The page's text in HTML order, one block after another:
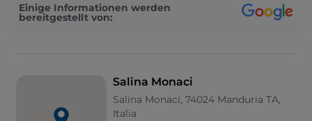
Ort für Liebhaber der Vogelbeobachtung
und
Einige Informationen werden
bereitgestellt von:
Salina Monaci
Salina Monaci, 74024 Manduria TA,
Italia